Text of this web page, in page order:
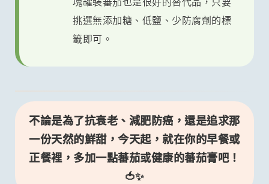
挑選無添加糖、低鹽、少防腐劑的標
籤即可。
不論是為了抗衰老、減肥防癌，還是追求那
一份天然的鮮甜，今天起，就在你的早餐或
正餐裡，多加一點蕃茄或健康的蕃茄膏吧！
🍅✨